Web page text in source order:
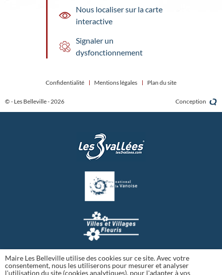
Nous localiser sur la carte
interactive
Signaler un
dysfonctionnement
© - Les Belleville - 2026
Confidentialité Mentions légales Plan du site
Conception
Maire Les Belleville utilise des cookies sur ce site. Avec votre
consentement, nous les utiliserons pour mesurer et analyser
l'utilisation du site (cookies analytiques), pour l'adapter à vos